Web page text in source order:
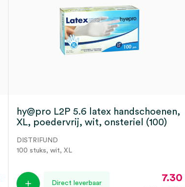
hy@pro L2P 5.6 latex handschoenen,
XL, poedervrij, wit, onsteriel (100)
DISTRIFUND
100 stuks, wit, XL
Direct leverbaar 7.30